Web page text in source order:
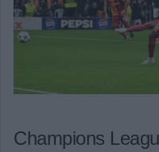
Champions